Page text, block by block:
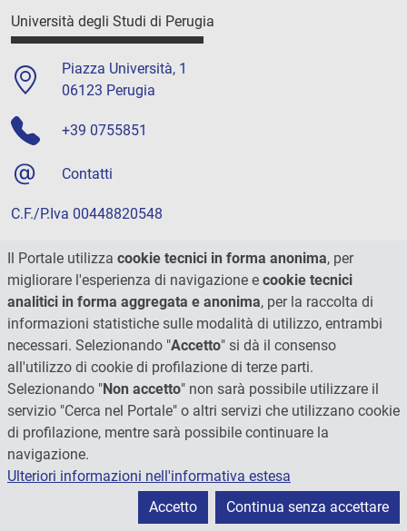
Università degli Studi di Perugia
Piazza Università, 1
06123 Perugia
+39 0755851
Contatti
C.F./P.Iva 00448820548
Social
Il Portale utilizza cookie tecnici in forma anonima, per
migliorare l'esperienza di navigazione e cookie tecnici
analitici in forma aggregata e anonima, per la raccolta di
informazioni statistiche sulle modalità di utilizzo, entrambi
necessari. Selezionando "Accetto" si dà il consenso
all'utilizzo di cookie di profilazione di terze parti.
Selezionando "Non accetto" non sarà possibile utilizzare il
servizio "Cerca nel Portale" o altri servizi che utilizzano cookie
di profilazione, mentre sarà possibile continuare la
navigazione.
Ulteriori informazioni nell'informativa estesa
Accetto
Continua senza accettare